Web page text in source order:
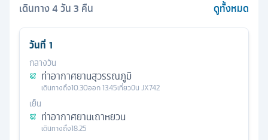
เดินทาง4วัน3 คืน ดูทั้งหมด
วันที่ 1
กลางวัน
ท่าอากาศยานสุวรรณภูมิ
เดินทางถึง10.30ออก13.45เที่ยวบิน JX742
เย็น
ท่าอากาศยานเถาหยวน
เดินทางถึง18.25